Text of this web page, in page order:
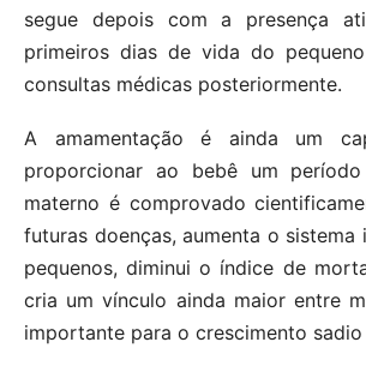
segue depois com a presença
primeiros dias de vida do
consultas médicas posteriormente.
A amamentação é ainda um
proporcionar ao bebê um
materno é comprovado
futuras doenças, aumenta o sistema
pequenos, diminui o índice de
cria um vínculo ainda maior entre
importante para o crescimento